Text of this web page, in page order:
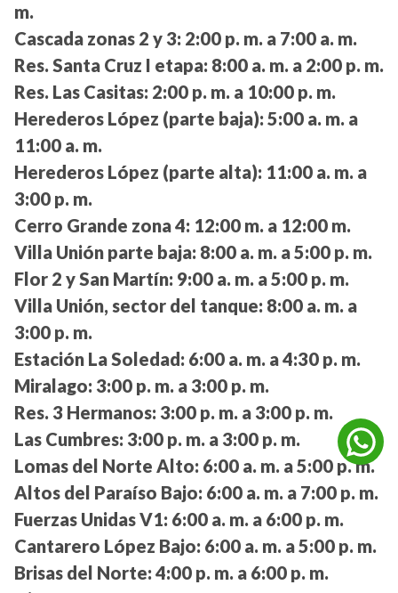
m.
Cascada zonas 2 y 3: 2:00 p. m. a 7:00 a. m.
Res. Santa Cruz I etapa: 8:00 a. m. a 2:00 p. m.
Res. Las Casitas: 2:00 p. m. a 10:00 p. m.
Herederos López (parte baja): 5:00 a. m. a
11:00 a. m.
Herederos López (parte alta): 11:00 a. m. a
3:00 p. m.
Cerro Grande zona 4: 12:00 m. a 12:00 m.
Villa Unión parte baja: 8:00 a. m. a 5:00 p. m.
Flor 2 y San Martín: 9:00 a. m. a 5:00 p. m.
Villa Unión, sector del tanque: 8:00 a. m. a
3:00 p. m.
Estación La Soledad: 6:00 a. m. a 4:30 p. m.
Miralago: 3:00 p. m. a 3:00 p. m.
Res. 3 Hermanos: 3:00 p. m. a 3:00 p. m.
Las Cumbres: 3:00 p. m. a 3:00 p. m.
Lomas del Norte Alto: 6:00 a. m. a 5:00 p. m.
Altos del Paraíso Bajo: 6:00 a. m. a 7:00 p. m.
Fuerzas Unidas V1: 6:00 a. m. a 6:00 p. m.
Cantarero López Bajo: 6:00 a. m. a 5:00 p. m.
Brisas del Norte: 4:00 p. m. a 6:00 p. m.